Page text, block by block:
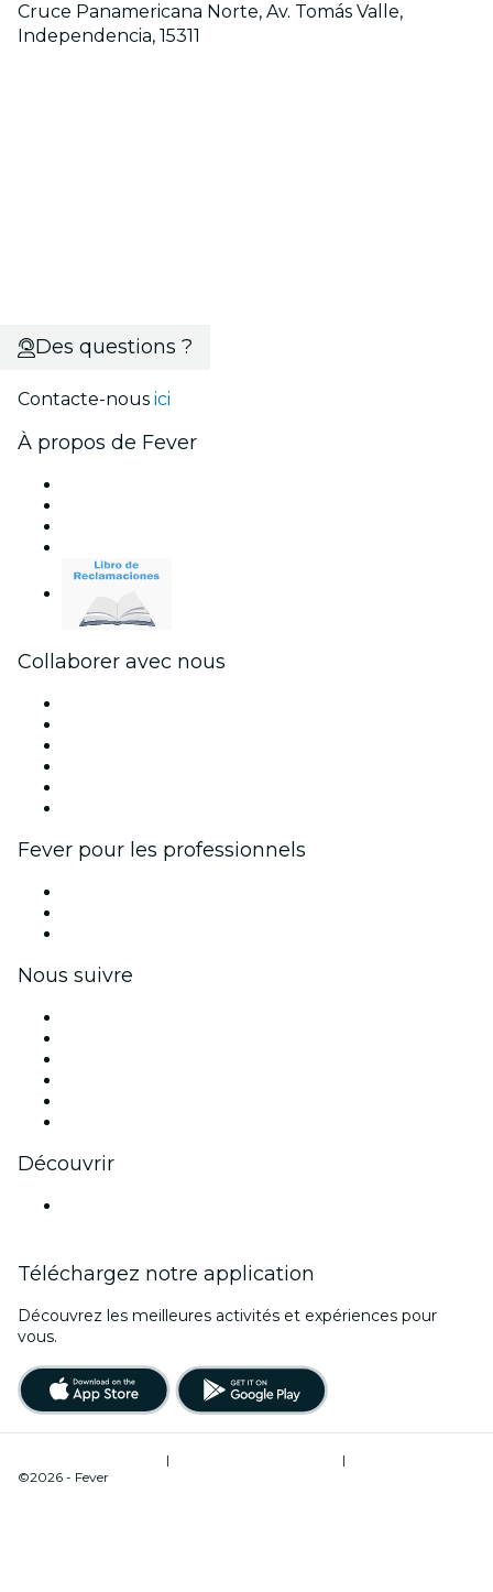
Cruce Panamericana Norte, Av. Tomás Valle,
Independencia, 15311
Des questions ?
Contacte-nous ici
À propos de Fever
Collaborer avec nous
Fever pour les professionnels
Nous suivre
Découvrir
Téléchargez notre application
Découvrez les meilleures activités et expériences pour
vous.
| |
©2026 - Fever